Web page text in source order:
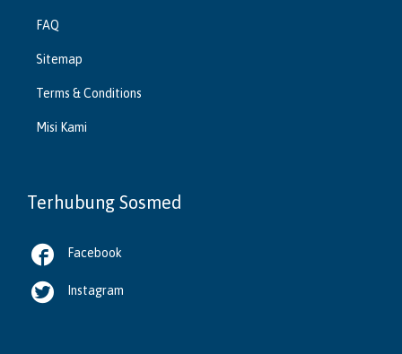
FAQ
Sitemap
Terms & Conditions
Misi Kami
Terhubung Sosmed
 Facebook
 Instagram